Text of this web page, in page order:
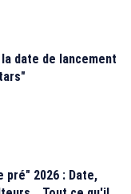
date de lancement
pré" 2026 : Date,